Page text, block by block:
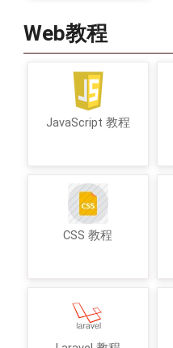
Web教程
JavaScript 教程
CSS 教程